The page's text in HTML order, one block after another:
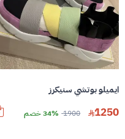
ايميلو بوتشي سنيكرز
1250
1900 34% خصم